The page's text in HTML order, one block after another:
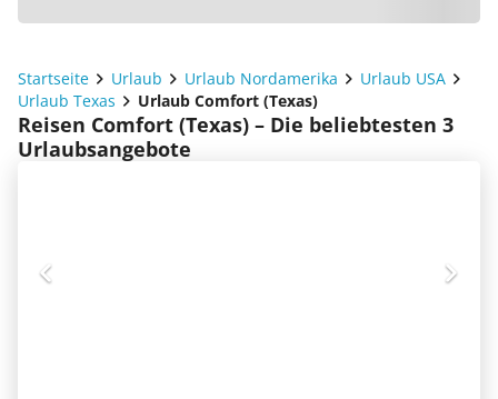
Startseite Urlaub Urlaub Nordamerika
Urlaub USA
Urlaub Texas
Urlaub Comfort (Texas)
Reisen Comfort (Texas) – Die beliebtesten 3
Urlaubsangebote